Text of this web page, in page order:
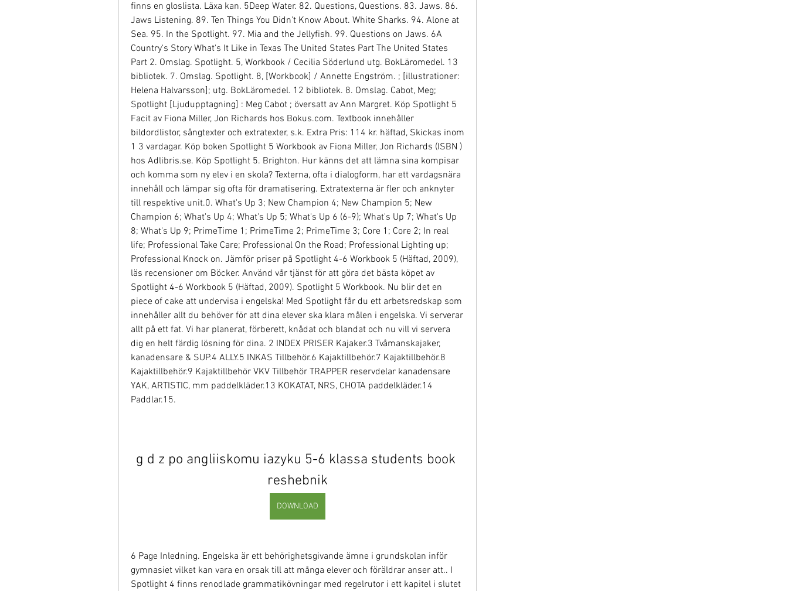
finns en gloslista. Läxa kan. 5Deep Water. 82. Questions, Questions. 83. Jaws. 86.
Jaws Listening. 89. Ten Things You Didn't Know About. White Sharks. 94. Alone at
Sea. 95. In the Spotlight. 97. Mia and the Jellyfish. 99. Questions on Jaws. 6A
Country's Story What's It Like in Texas The United States Part The United States
Part 2. Omslag. Spotlight. 5, Workbook / Cecilia Söderlund utg. BokLäromedel. 13
bibliotek. 7. Omslag. Spotlight. 8, [Workbook] / Annette Engström. ; [illustrationer:
Helena Halvarsson]; utg. BokLäromedel. 12 bibliotek. 8. Omslag. Cabot, Meg;
Spotlight [Ljudupptagning] : Meg Cabot ; översatt av Ann Margret. Köp Spotlight 5
Facit av Fiona Miller, Jon Richards hos Bokus.com. Textbook innehåller
bildordlistor, sångtexter och extratexter, s.k. Extra Pris: 114 kr. häftad, Skickas inom
1 3 vardagar. Köp boken Spotlight 5 Workbook av Fiona Miller, Jon Richards (ISBN )
hos Adlibris.se. Köp Spotlight 5. Brighton. Hur känns det att lämna sina kompisar
och komma som ny elev i en skola? Texterna, ofta i dialogform, har ett vardagsnära
innehåll och lämpar sig ofta för dramatisering. Extratexterna är fler och anknyter
till respektive unit.0. What's Up 3; New Champion 4; New Champion 5; New
Champion 6; What's Up 4; What's Up 5; What's Up 6 (6-9); What's Up 7; What's Up
8; What's Up 9; PrimeTime 1; PrimeTime 2; PrimeTime 3; Core 1; Core 2; In real
life; Professional Take Care; Professional On the Road; Professional Lighting up;
Professional Knock on. Jämför priser på Spotlight 4-6 Workbook 5 (Häftad, 2009),
läs recensioner om Böcker. Använd vår tjänst för att göra det bästa köpet av
Spotlight 4-6 Workbook 5 (Häftad, 2009). Spotlight 5 Workbook. Nu blir det en
piece of cake att undervisa i engelska! Med Spotlight får du ett arbetsredskap som
innehåller allt du behöver för att dina elever ska klara målen i engelska. Vi serverar
allt på ett fat. Vi har planerat, förberett, knådat och blandat och nu vill vi servera
dig en helt färdig lösning för dina. 2 INDEX PRISER Kajaker.3 Tvåmanskajaker,
kanadensare & SUP.4 ALLY.5 INKAS Tillbehör.6 Kajaktillbehör.7 Kajaktillbehör.8
Kajaktillbehör.9 Kajaktillbehör VKV Tillbehör TRAPPER reservdelar kanadensare
YAK, ARTISTIC, mm paddelkläder.13 KOKATAT, NRS, CHOTA paddelkläder.14
Paddlar.15.
g d z po angliiskomu iazyku 5-6 klassa students book
reshebnik
DOWNLOAD
6 Page Inledning. Engelska är ett behörighetsgivande ämne i grundskolan inför
gymnasiet vilket kan vara en orsak till att många elever och föräldrar anser att.. I
Spotlight 4 finns renodlade grammatikövningar med regelrutor i ett kapitel i slutet